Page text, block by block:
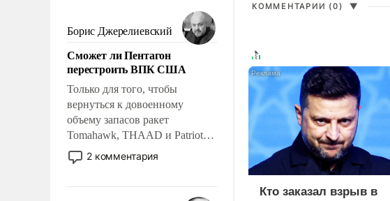
Борис Джерелиевский
Сможет ли Пентагон
перестроить ВПК США
Только для того, чтобы
вернуться к довоенному
объему запасов ракет
Tomahawk, THAAD и Patriot
США потребуется более трех
лет. Даже небольшая война с
2 комментария
КОММЕНТАРИИ (0) ▼
Кто заказал взрыв в